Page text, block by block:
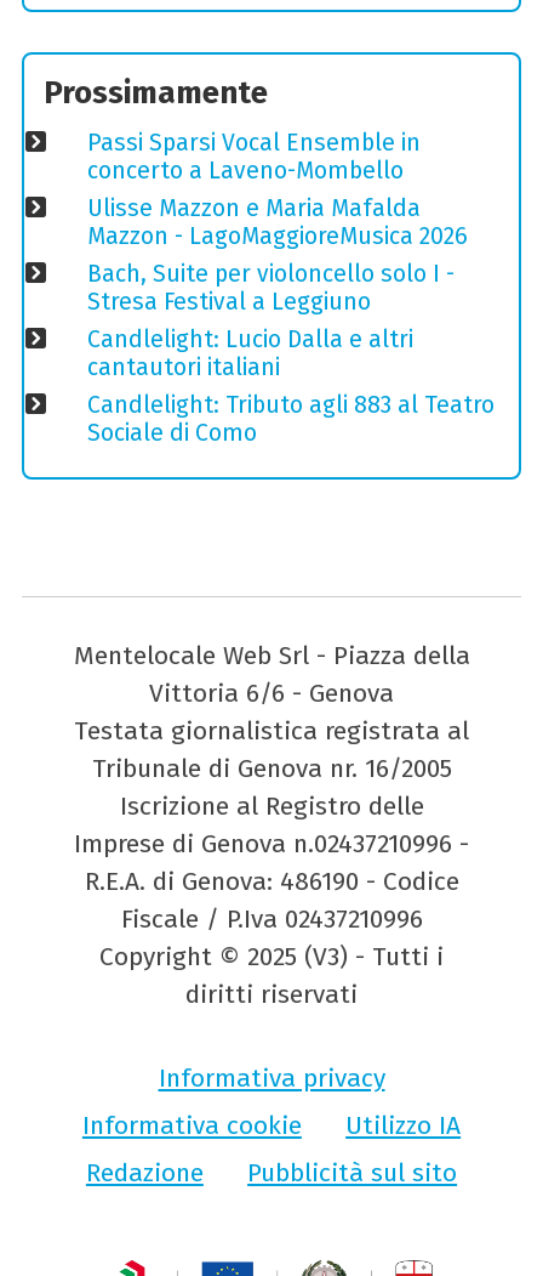
Prossimamente
Passi Sparsi Vocal Ensemble in
concerto a Laveno-Mombello
Ulisse Mazzon e Maria Mafalda
Mazzon - LagoMaggioreMusica 2026
Bach, Suite per violoncello solo I -
Stresa Festival a Leggiuno
Candlelight: Lucio Dalla e altri
cantautori italiani
Candlelight: Tributo agli 883 al Teatro
Sociale di Como
Mentelocale Web Srl - Piazza della
Vittoria 6/6 - Genova
Testata giornalistica registrata al
Tribunale di Genova nr. 16/2005
Iscrizione al Registro delle
Imprese di Genova n.02437210996 -
R.E.A. di Genova: 486190 - Codice
Fiscale / P.Iva 02437210996
Copyright © 2025 (V3) - Tutti i
diritti riservati
Informativa privacy
Informativa cookie
Utilizzo IA
Redazione
Pubblicità sul sito